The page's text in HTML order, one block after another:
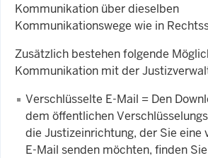
Kommunikation über dieselben
Kommunikationswege wie in
Zusätzlich bestehen folgende
Kommunikation mit der
Verschlüsselte E-Mail = Den
dem öffentlichen
die Justizeinrichtung, der Sie eine
E-Mail senden möchten, finden